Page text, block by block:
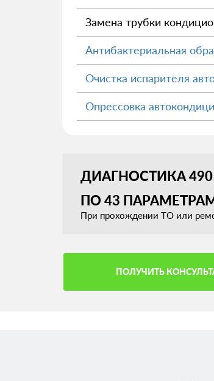
Замена трубки
Антибактериальная
Очистка испарителя
Опрессовка
ДИАГНОСТИКА 490
ПО 43
При прохождении ТО или
ПОЛУЧИТЬ